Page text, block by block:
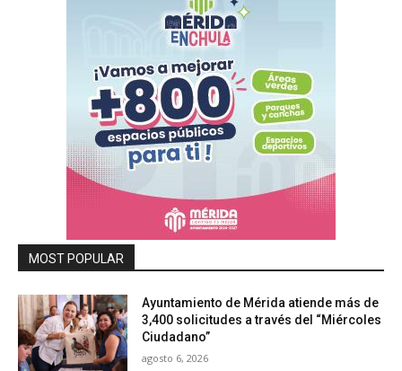
MOST POPULAR
Ayuntamiento de Mérida atiende más de
3,400 solicitudes a través del “Miércoles
Ciudadano”
agosto 6, 2026